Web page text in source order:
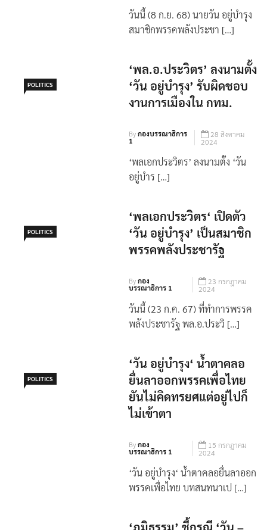
วันนี้ (8 ก.ย. 68) นายวัน อยู่บำรุง
สมาชิกพรรคพลังประชา […]
POLITICS
‘พล.อ.ประวิตร’ ลงนามตั้ง
‘วัน อยู่บำรุง’ รับผิดชอบ
งานการเมืองใน กทม.
Byกองบรรณาธิการ
1
28 สิงหาคม
2024
‘พลเอกประวิตร’ ลงนามตั้ง ‘วัน
อยู่บำร […]
POLITICS
‘พลเอกประวิตร‘ เปิดตัว
‘วัน อยู่บำรุง’ เป็นสมาชิก
พรรคพลังประชารัฐ
Byกอง
บรรณาธิการ 1
23 กรกฎาคม
2024
วันนี้ (23 ก.ค. 67) ที่ทำการพรรค
พลังประชารัฐ พล.อ.ประวิ […]
POLITICS
‘วัน อยู่บำรุง‘ น้ำตาคลอ
ยื่นลาออกพรรคเพื่อไทย
ยันไม่คิดทรยศแต่อยู่ไปก็
ไม่เข้าตา
Byกอง
บรรณาธิการ 1
15 กรกฎาคม
2024
‘วัน อยู่บำรุง‘ น้ำตาคลอยื่นลาออก
พรรคเพื่อไทย บทสนทนาเป […]